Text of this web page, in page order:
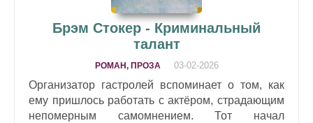
Брэм Стокер - Криминальный
талант
РОМАН, ПРОЗА 03-02-2026
Организатор гастролей вспоминает о том, как
ему пришлось работать с актёром, страдающим
непомерным самомнением. Тот начал